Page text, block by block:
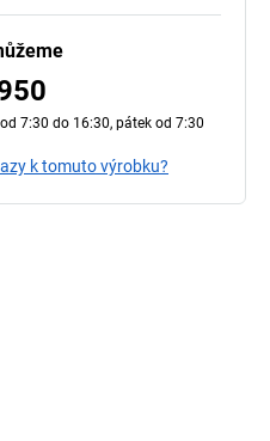
7:30 do 16:30, pátek od 7:30
k tomuto výrobku?